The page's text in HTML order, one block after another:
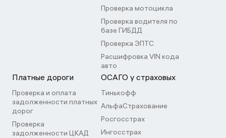
Проверка мотоцикла
Проверка водителя по
базе ГИБДД
Проверка ЭПТС
Расшифровка VIN кода
авто
Платные дороги
Проверка и оплата
задолженности платных
дорог
Проверка
задолженности ЦКАД
ОСАГО у страховых
Тинькофф
АльфаСтрахование
Росгосстрах
Ингосстрах